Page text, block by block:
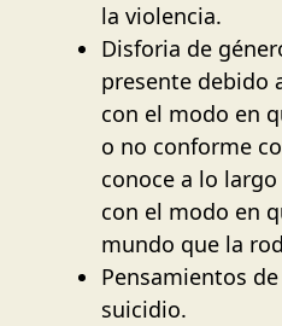
la violencia.
Disforia de
presente debido
con el modo en
o no conforme
conoce a lo
con el modo en
mundo que la
Pensamientos
suicidio.